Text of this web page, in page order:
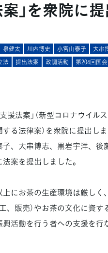
」を衆院に
泉健太 川内博史 小宮山泰子 大串
法 提出法案 政調活動 第204回国
援法案」（新型コロナウイル
る法律案）を衆院に提出し
、大串博志、黒岩宇洋、後
案を提出しました。
にお茶の生産環境は厳しく
、販売）やお茶の文化に資
活動を行う者への支援を行